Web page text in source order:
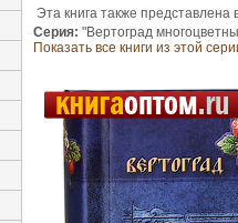
Эта книга также представлена
Серия: "Вертоград
Показать все книги из этой